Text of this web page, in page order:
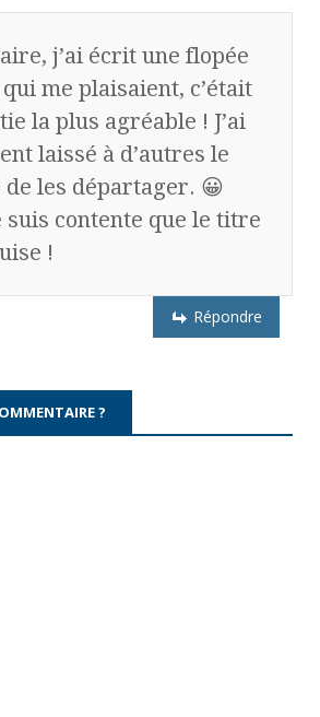
j’ai écrit une flopée
me plaisaient, c’était
la plus agréable ! J’ai
laissé à d’autres le
les départager. 😀
suis contente que le titre
!
Répondre
?